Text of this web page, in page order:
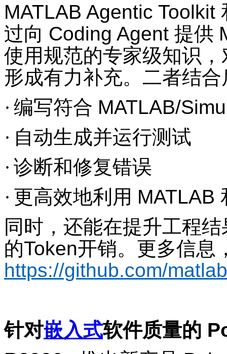
MATLAB Agentic Toolkit
过向 Coding Agent 提供
使用规范的专家级知识
形成有力补充。二者结
· 编写符合 MATLAB/
· 自动生成并运行测试
· 诊断和修复错误
· 更高效地利用 MATLAB
同时，还能在提升工程
的Token开销。更多信息
https://github.com/
针对嵌入式软件质量的